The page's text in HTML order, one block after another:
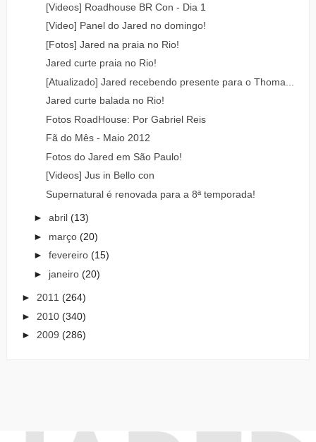
[Videos] Roadhouse BR Con - Dia 1
[Video] Panel do Jared no domingo!
[Fotos] Jared na praia no Rio!
Jared curte praia no Rio!
[Atualizado] Jared recebendo presente para o Thoma...
Jared curte balada no Rio!
Fotos RoadHouse: Por Gabriel Reis
Fã do Mês - Maio 2012
Fotos do Jared em São Paulo!
[Videos] Jus in Bello con
Supernatural é renovada para a 8ª temporada!
► abril (13)
► março (20)
► fevereiro (15)
► janeiro (20)
► 2011 (264)
► 2010 (340)
► 2009 (286)